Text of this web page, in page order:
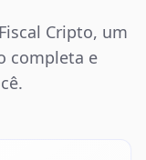
Cripto, um
completa e